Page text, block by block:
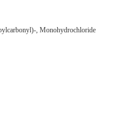
, Monohydrochloride